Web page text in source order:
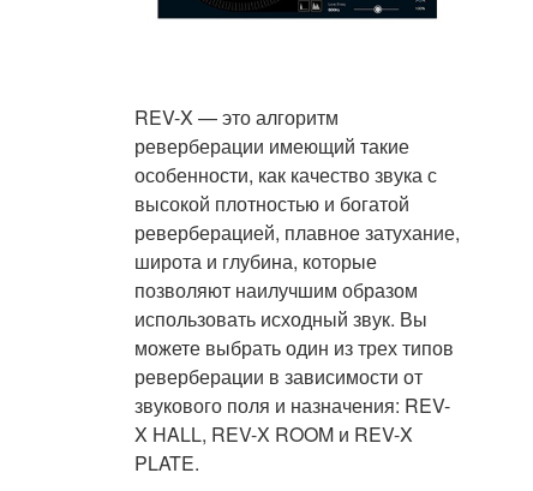
REV-X — это алгоритм
реверберации имеющий такие
особенности, как качество звука с
высокой плотностью и богатой
реверберацией, плавное затухание,
широта и глубина, которые
позволяют наилучшим образом
использовать исходный звук. Вы
можете выбрать один из трех типов
реверберации в зависимости от
звукового поля и назначения: REV-
X HALL, REV-X ROOM и REV-X
PLATE.